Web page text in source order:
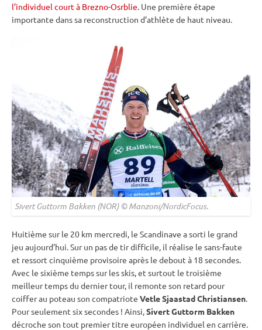
l’individuel court à Brezno-Osrblie. Une première étape
importante dans sa reconstruction d’athlète de haut niveau.
Sivert Guttorm Bakken (NOR) © Manzoni/NordicFocus.
Huitième sur le 20 km mercredi, le Scandinave a sorti le grand
jeu aujourd’hui. Sur un pas de tirdifficile, il réalise le sans-faute
et ressort cinquième provisoire après le debout à 18 secondes.
Avec le sixième temps sur les skis, et surtout le troisième
meilleur temps du dernier tour, il remonte son retard pour
coiffer au poteau son compatriote Vetle Sjaastad Christiansen.
Pour seulement six secondes ! Ainsi,Sivert Guttorm Bakken
décroche son tout premier titre européen individuel en carrière.